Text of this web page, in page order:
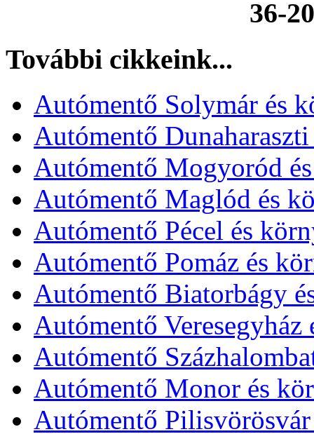
36-
További cikkeink...
Autómentő Solymár és
Autómentő
Autómentő Mogyoród
Autómentő Maglód és
Autómentő Pécel és
Autómentő Pomáz és
Autómentő Biatorbágy
Autómentő Veresegyház
Autómentő
Autómentő Monor és
Autómentő